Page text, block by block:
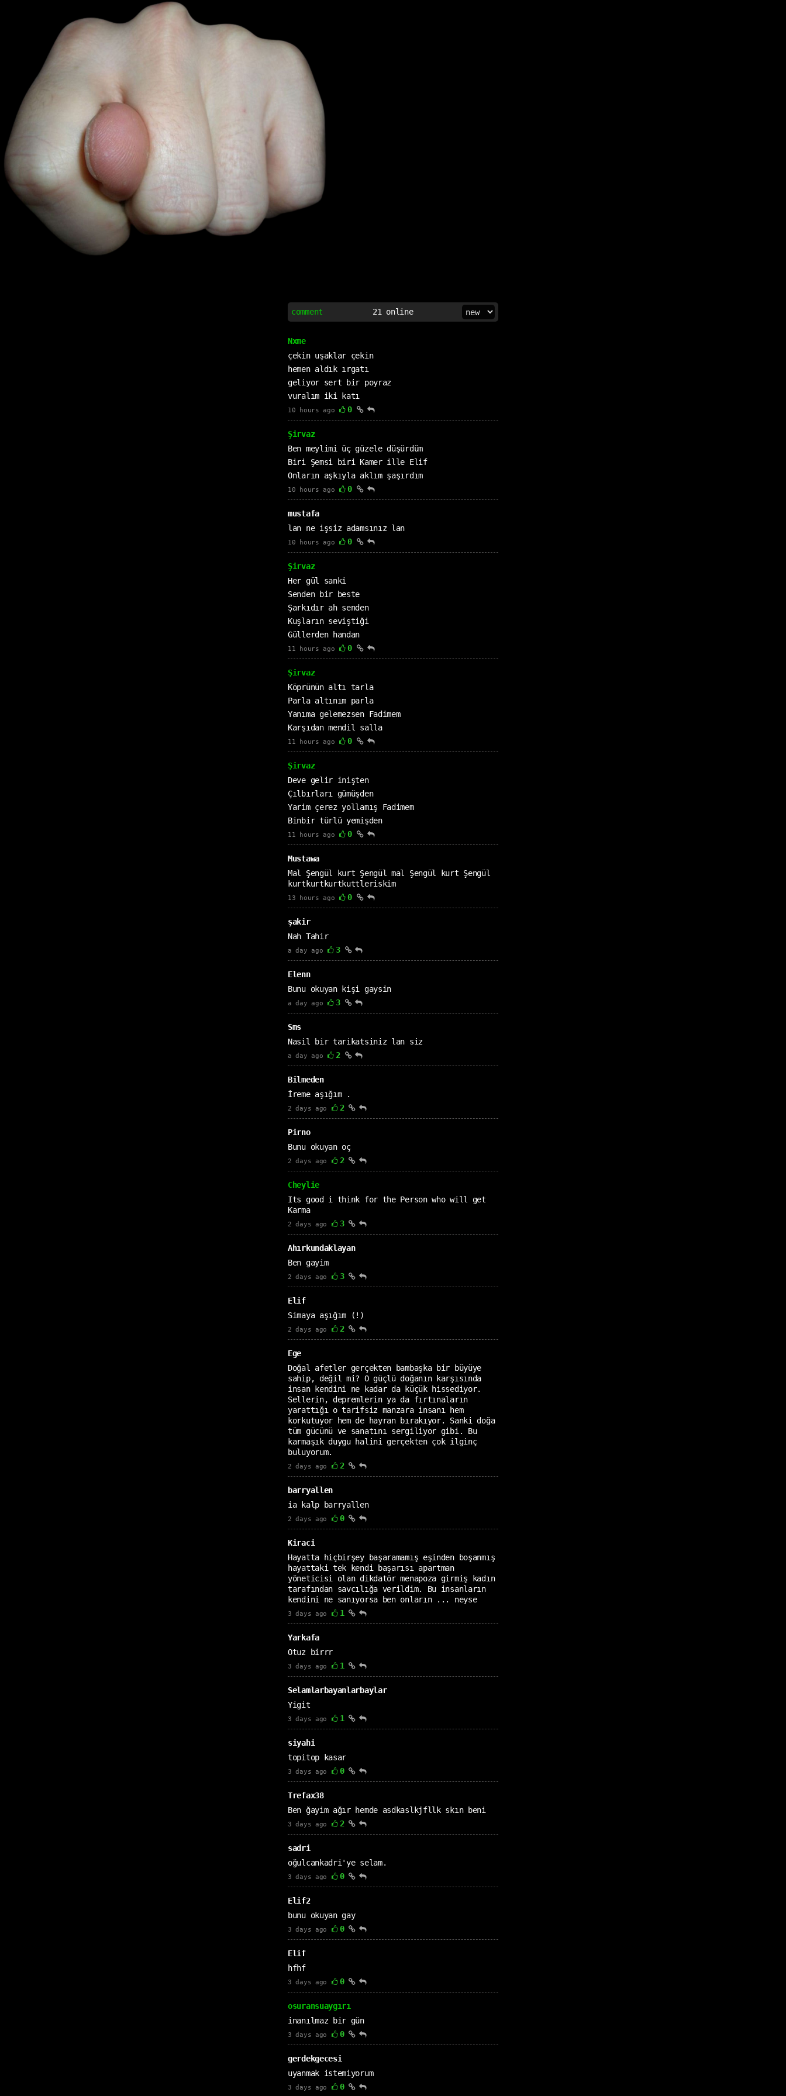
comment 21 online
Nxme
çekin uşaklar çekin
hemen aldık ırgatı
geliyor sert bir poyraz
vuralım iki katı
10 hours ago 0
Şirvaz
Ben meylimi üç güzele düşürdüm
Biri Şemsi biri Kamer ille Elif
Onların aşkıyla aklım şaşırdım
10 hours ago 0
mustafa
lan ne işsiz adamsınız lan
10 hours ago 0
Şirvaz
Her gül sanki
Senden bir beste
Şarkıdır ah senden
Kuşların seviştiği
Güllerden handan
11 hours ago 0
Şirvaz
Köprünün altı tarla
Parla altınım parla
Yanıma gelemezsen Fadimem
Karşıdan mendil salla
11 hours ago 0
Şirvaz
Deve gelir inişten
Çılbırları gümüşden
Yarim çerez yollamış Fadimem
Binbir türlü yemişden
11 hours ago 0
Mustawa
Mal Şengül kurt Şengül mal Şengül kurt Şengül
kurtkurtkurtkuttleriskim
13 hours ago 0
şakir
Nah Tahir
a day ago 3
Elenn
Bunu okuyan kişi gaysin
a day ago 3
Sms
Nasil bir tarikatsiniz lan siz
a day ago 2
Bilmeden
İreme aşığım .
2 days ago 2
Pirno
Bunu okuyan oç
2 days ago 2
Cheylie
Its good i think for the Person who will get
Karma
2 days ago 3
Ahırkundaklayan
Ben gayim
2 days ago 3
Elif
Simaya aşığım (!)
2 days ago 2
Ege
Doğal afetler gerçekten bambaşka bir büyüye
sahip, değil mi? O güçlü doğanın karşısında
insan kendini ne kadar da küçük hissediyor.
Sellerin, depremlerin ya da fırtınaların
yarattığı o tarifsiz manzara insanı hem
korkutuyor hem de hayran bırakıyor. Sanki doğa
tüm gücünü ve sanatını sergiliyor gibi. Bu
karmaşık duygu halini gerçekten çok ilginç
buluyorum.
2 days ago 2
barryallen
ia kalp barryallen
2 days ago 0
Kiraci
Hayatta hiçbirşey başaramamış eşinden boşanmış
hayattaki tek kendi başarısı apartman
yöneticisi olan dikdatör menapoza girmiş kadın
tarafından savcılığa verildim. Bu insanların
kendini ne sanıyorsa ben onların ... neyse
3 days ago 1
Yarkafa
Otuz birrr
3 days ago 1
Selamlarbayanlarbaylar
Yigit
3 days ago 1
siyahi
topitop kasar
3 days ago 0
Trefax38
Ben ğayim ağır hemde asdkaslkjfllk skın beni
3 days ago 2
sadri
oğulcankadri'ye selam.
3 days ago 0
Elif2
bunu okuyan gay
3 days ago 0
Elif
hfhf
3 days ago 0
osuransuaygırı
inanılmaz bir gün
3 days ago 0
gerdekgecesi
uyanmak istemiyorum
3 days ago 0